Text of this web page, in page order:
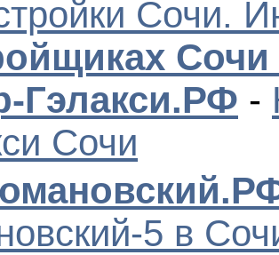
Сочи.
Сочи
Гэлакси.РФ -
Сочи
5 в